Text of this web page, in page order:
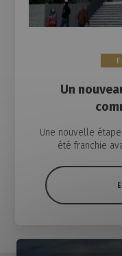
Un
Une nouvelle
été franchie